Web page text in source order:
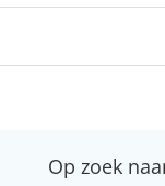
Op zoek